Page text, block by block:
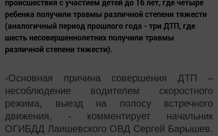
ребенка получили травмы различной степени тяжести
(аналогичный период прошлого года - три ДТП, где
шесть несовершеннолетних получили травмы
различной степени тяжести).
-Основная причина совершения ДТП –
несоблюдение водителем скоростного
режима, выезд на полосу встречного
движения, - комментирует начальник
ОГИБДД Лаишевского ОВД Сергей Барышев.